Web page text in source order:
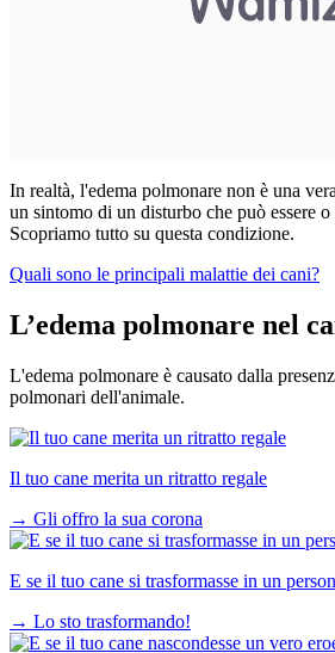
In realtà, l'edema polmonare non è una
un sintomo di un disturbo che può essere
Scopriamo tutto su questa condizione.
Quali sono le principali malattie dei cani?
L’edema polmonare nel
L'edema polmonare è causato dalla
polmonari dell'animale.
Il tuo cane merita un ritratto regale
→ Gli offro la sua corona
E se il tuo cane si trasformasse in un
→ Lo sto trasformando!